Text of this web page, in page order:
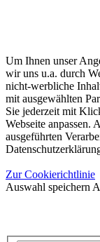
Um Ihnen unser
wir uns u.a. durch
nicht-werbliche
mit ausgewählten
Sie jederzeit mit
Webseite anpassen.
ausgeführten
Zur Cookierichtlinie
Auswahl speichern